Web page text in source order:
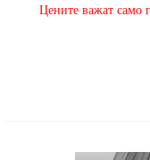
​Цените важат само